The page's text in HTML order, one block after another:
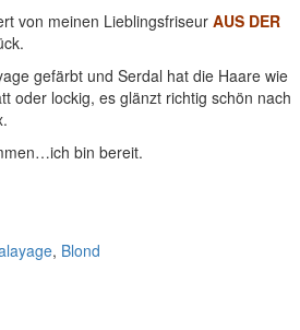
von meinen Lieblingsfriseur AUS DER
gefärbt und Serdal hat die Haare wie
oder lockig, es glänzt richtig schön nach
bin bereit.
, Blond